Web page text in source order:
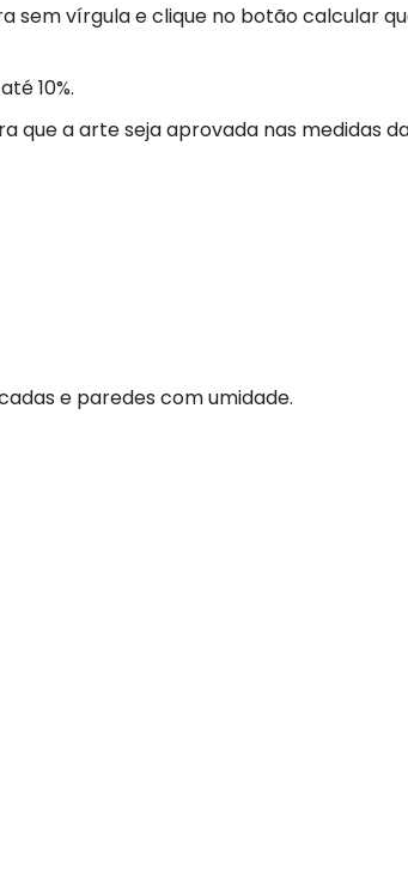
sem vírgula e clique no botão calcular
10%.
que a arte seja aprovada nas medidas
e paredes com umidade.